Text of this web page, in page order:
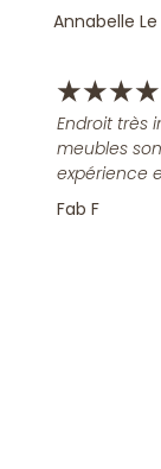
Annabelle Le
★★★★
Endroit très
meubles
expérience
Fab F